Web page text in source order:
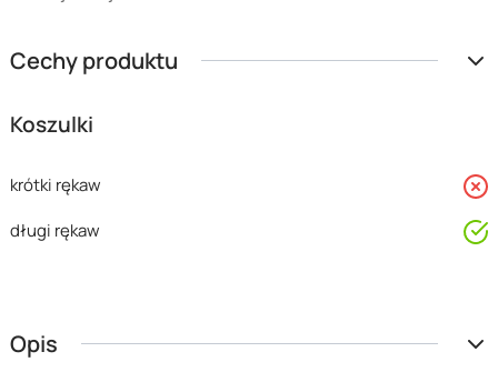
Cechy produktu
Koszulki
krótki rękaw
długi rękaw
Opis